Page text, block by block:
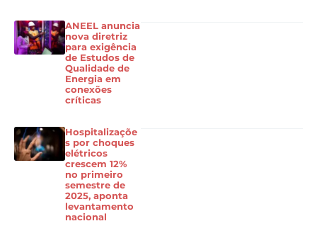
ANEEL anuncia
nova diretriz
para exigência
de Estudos de
Qualidade de
Energia em
conexões
críticas
Hospitalizaçõe
s por choques
elétricos
crescem 12%
no primeiro
semestre de
2025, aponta
levantamento
nacional